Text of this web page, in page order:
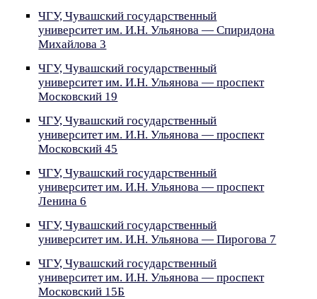
ЧГУ, Чувашский государственный
университет им. И.Н. Ульянова — Спиридона
Михайлова 3
ЧГУ, Чувашский государственный
университет им. И.Н. Ульянова — проспект
Московский 19
ЧГУ, Чувашский государственный
университет им. И.Н. Ульянова — проспект
Московский 45
ЧГУ, Чувашский государственный
университет им. И.Н. Ульянова — проспект
Ленина 6
ЧГУ, Чувашский государственный
университет им. И.Н. Ульянова — Пирогова 7
ЧГУ, Чувашский государственный
университет им. И.Н. Ульянова — проспект
Московский 15Б